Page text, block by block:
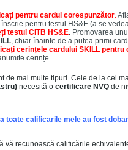
pentru cardul corespunzător.
pentru testul HS&E (a se
testul CITB HS&E. Promovarea
, chiar înainte de a putea primi
cerințele cardului SKILL pentru
cerințe
de mai multe tipuri. Cele de la cel
necesită o certificare NVQ de
toate calificarile mele au fost
vă recunoască calificările